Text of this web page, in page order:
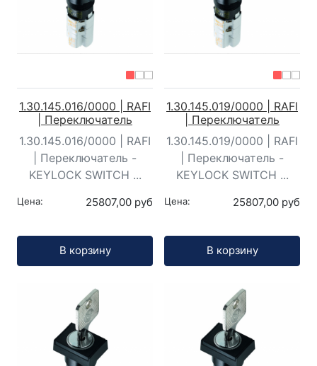
1.30.145.016/0000 | RAFI
| Переключатель
1.30.145.016/0000 | RAFI
| Переключатель -
KEYLOCK SWITCH ...
Цена: 25807,00 руб
В корзину
1.30.145.019/0000 | RAFI
| Переключатель
1.30.145.019/0000 | RAFI
| Переключатель -
KEYLOCK SWITCH ...
Цена: 25807,00 руб
В корзину